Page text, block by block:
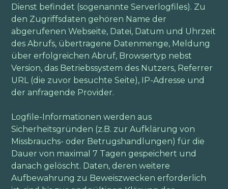
Dienst befindet (sogenannte Serverlogfiles). Zu
den Zugriffsdaten gehören Name der
abgerufenen Webseite, Datei, Datum und Uhrzeit
des Abrufs, übertragene Datenmenge, Meldung
über erfolgreichen Abruf, Browsertyp nebst
Version, das Betriebssystem des Nutzers, Referrer
URL (die zuvor besuchte Seite), IP-Adresse und
der anfragende Provider.
Logfile-Informationen werden aus
Sicherheitsgründen (z.B. zur Aufklärung von
Missbrauchs- oder Betrugshandlungen) für die
Dauer von maximal 7 Tagen gespeichert und
danach gelöscht. Daten, deren weitere
Aufbewahrung zu Beweiszwecken erforderlich